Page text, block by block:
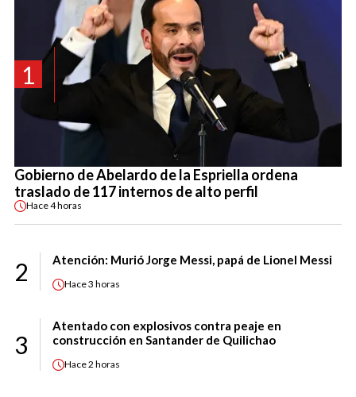
1
Gobierno de Abelardo de la Espriella ordena
traslado de 117 internos de alto perfil
Hace4 horas
2 Atención: Murió Jorge Messi, papá de Lionel Messi
Hace3 horas
3
Atentado con explosivos contra peaje en
construcción en Santander de Quilichao
Hace2 horas